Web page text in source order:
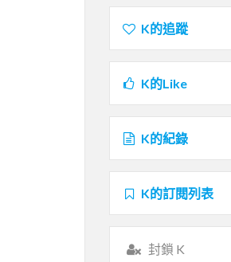
K的追蹤
K的Like
K的紀錄
K的訂閱列表
封鎖 K